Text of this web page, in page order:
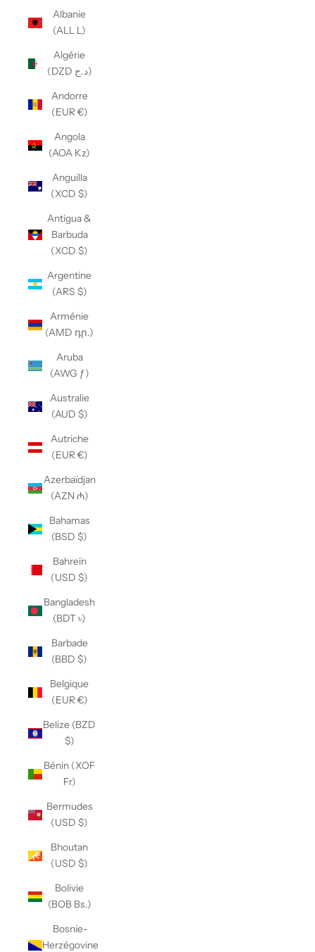
Albanie
(ALL L)
Algérie
(DZD د.ج)
Andorre
(EUR €)
Angola
(AOA Kz)
Anguilla
(XCD $)
Antigua &
Barbuda
(XCD $)
Argentine
(ARS $)
Arménie
(AMD դր.)
Aruba
(AWG ƒ)
Australie
(AUD $)
Autriche
(EUR €)
Azerbaïdjan
(AZN ₼)
Bahamas
(BSD $)
Bahreïn
(USD $)
Bangladesh
(BDT ৳)
Barbade
(BBD $)
Belgique
(EUR €)
Belize (BZD
$)
Bénin (XOF
Fr)
Bermudes
(USD $)
Bhoutan
(USD $)
Bolivie
(BOB Bs.)
Bosnie-
Herzégovine